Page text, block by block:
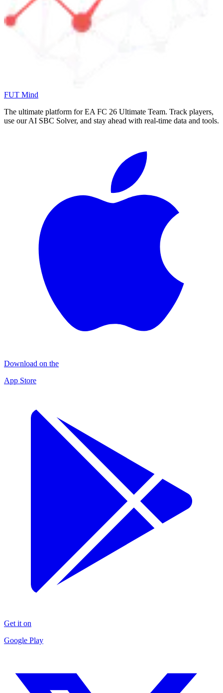
FUT Mind
The ultimate platform for EA FC 26 Ultimate Team. Track players,
use our AI SBC Solver, and stay ahead with real-time data and tools.
Download on the
App Store
Get it on
Google Play